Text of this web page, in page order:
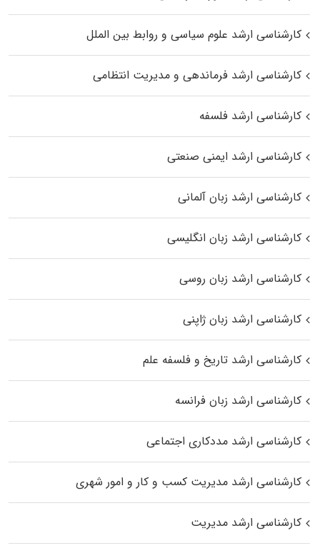
کارشناسی ارشد علوم سیاسی و روابط بین الملل
کارشناسی ارشد فرماندهی و مدیریت انتظامی
کارشناسی ارشد فلسفه
کارشناسی ارشد ایمنی صنعتی
کارشناسی ارشد زبان آلمانی
کارشناسی ارشد زبان انگلیسی
کارشناسی ارشد زبان روسی
کارشناسی ارشد زبان ژاپنی
کارشناسی ارشد تاریخ و فلسفه علم
کارشناسی ارشد زبان فرانسه
کارشناسی ارشد مددکاری اجتماعی
کارشناسی ارشد مدیریت کسب و کار و امور شهری
کارشناسی ارشد مدیریت